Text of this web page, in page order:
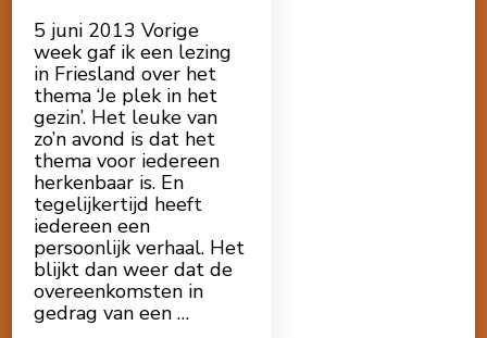
5 juni 2013 Vorige
week gaf ik een lezing
in Friesland over het
thema ‘Je plek in het
gezin’. Het leuke van
zo’n avond is dat het
thema voor iedereen
herkenbaar is. En
tegelijkertijd heeft
iedereen een
persoonlijk verhaal. Het
blijkt dan weer dat de
overeenkomsten in
gedrag van een …